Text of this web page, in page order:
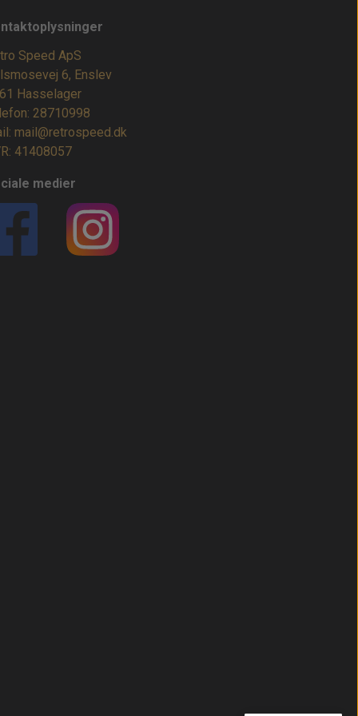
Speed ApS
6, Enslev
Hasselager
28710998
mail@retrospeed.dk
41408057
medier